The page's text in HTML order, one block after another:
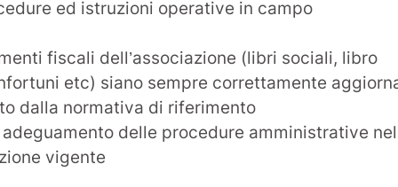
ed istruzioni operative in campo
fiscali dell’associazione (libri sociali, libro
etc) siano sempre correttamente
dalla normativa di riferimento
delle procedure amministrative nel
vigente